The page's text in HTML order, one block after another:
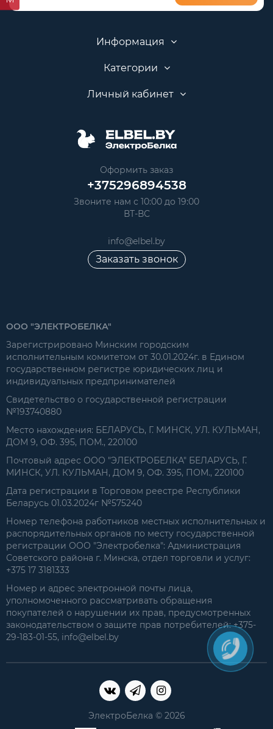
Информация
Категории
Личный кабинет
Оформить заказ
+375296894538
Звоните нам с 10:00 до 19:00
ВТ-ВС
info@elbel.by
Заказать звонок
ООО "ЭЛЕКТРОБЕЛКА"
Зарегистрировано Минским городским
исполнительным комитетом от 30.01.2024г. в Едином
государственном регистре юридических лиц и
индивидуальных предпринимателей
Свидетельство о государственной регистрации
№193740880
Место нахождения: БЕЛАРУСЬ, Г. МИНСК, УЛ. КУЛЬМАН,
ДОМ 9, ОФ. 395, ПОМ., 220100
Почтовый адрес ООО "ЭЛЕКТРОБЕЛКА" БЕЛАРУСЬ, Г.
МИНСК, УЛ. КУЛЬМАН, ДОМ 9, ОФ. 395, ПОМ., 220100
Дата регистрации в Торговом реестре Республики
Беларусь 01.03.2024г №575240
Номер телефона работников местных исполнительных и
распорядительных органов по месту государственной
регистрации ООО "Электробелка": Администрация
Советского района г. Минска, отдел торговли и услуг:
+375 17 3181333
Номер и адрес электронной почты лица,
уполномоченного рассматривать обращения
покупателей о нарушении их прав, предусмотренных
законодательством о защите прав потребителей: +375-
29-183-01-55, info@elbel.by
ЭлектроБелка © 2026